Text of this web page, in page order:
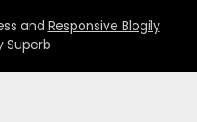
and Responsive Blogily
Superb